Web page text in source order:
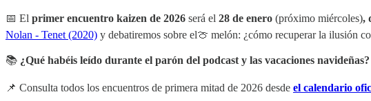
📅 El primer encuentro kaizen de 2026 será el 28 de enero (próximo miércoles),
Nolan - Tenet (2020) y debatiremos sobre el🍈 melón: ¿cómo recuperar la ilusión
📚 ¿Qué habéis leído durante el parón del podcast y las vacaciones navideñas?
📌 Consulta todos los encuentros de primera mitad de 2026 desde el calendario